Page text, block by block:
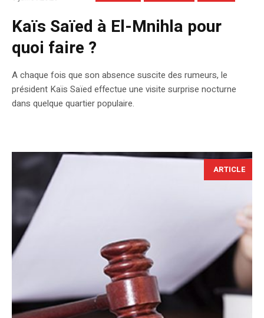
Kaïs Saïed à El-Mnihla pour
quoi faire ?
A chaque fois que son absence suscite des rumeurs, le
président Kaïs Saïed effectue une visite surprise nocturne
dans quelque quartier populaire.
ARTICLE